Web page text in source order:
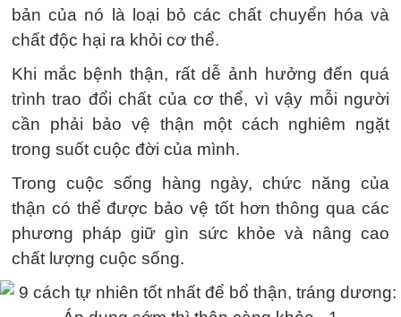
bản của nó là loại bỏ các chất chuyển hóa và
chất độc hại ra khỏi cơ thể.
Khi mắc bệnh thận, rất dễ ảnh hưởng đến quá
trình trao đổi chất của cơ thể, vì vậy mỗi người
cần phải bảo vệ thận một cách nghiêm ngặt
trong suốt cuộc đời của mình.
Trong cuộc sống hàng ngày, chức năng của
thận có thể được bảo vệ tốt hơn thông qua các
phương pháp giữ gìn sức khỏe và nâng cao
chất lượng cuộc sống.